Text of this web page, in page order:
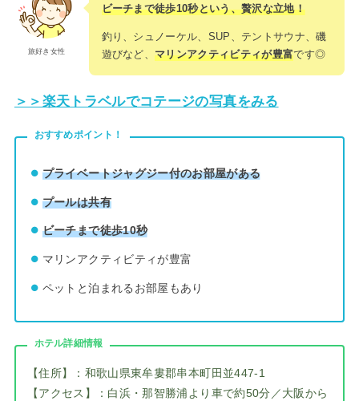
旅好き女性
ビーチまで徒歩10秒という、贅沢な立地！
釣り、シュノーケル、SUP、テントサウナ、磯
遊びなど、マリンアクティビティが豊富です◎
＞＞楽天トラベルでコテージの写真をみる
おすすめポイント！
プライベートジャグジー付のお部屋がある
プールは共有
ビーチまで徒歩10秒
マリンアクティビティが豊富
ペットと泊まれるお部屋もあり
ホテル詳細情報
【住所】：和歌山県東牟婁郡串本町田並447-1
【アクセス】：白浜・那智勝浦より車で約50分／大阪から